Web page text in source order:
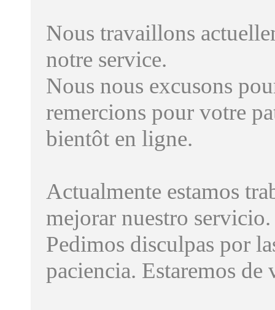
Nous travaillons
notre service.
Nous nous excusons
remercions pour votre
bientôt en ligne.
Actualmente estamos
mejorar nuestro servicio.
Pedimos disculpas por
paciencia. Estaremos